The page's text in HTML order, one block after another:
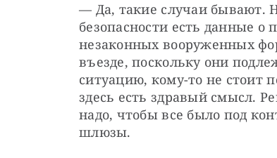
— Да, такие случаи бывают.
безопасности есть данные о
незаконных вооруженных
въезде, поскольку они
ситуацию, кому-то не стоит
здесь есть здравый смысл.
надо, чтобы все было под
шлюзы.